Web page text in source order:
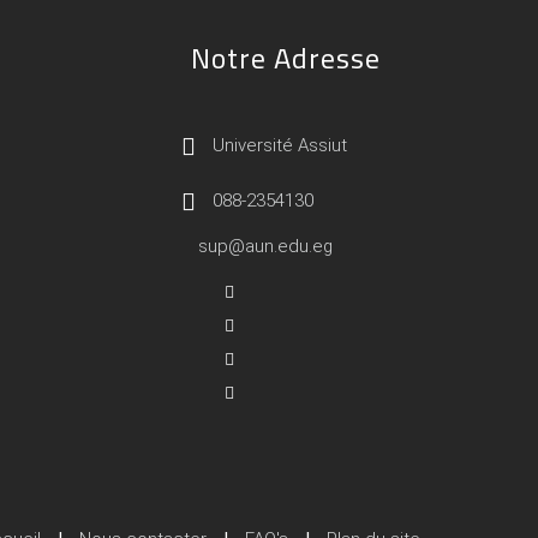
Notre Adresse
Université Assiut
088-2354130
sup@aun.edu.eg